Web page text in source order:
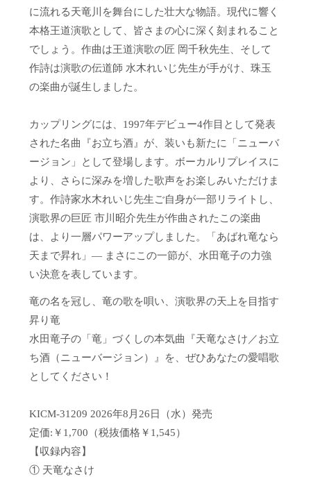
に流れる天竜川を舞台にした壮大な物語。現代に響く
本格王道演歌として、皆さまの心に深く刻まれること
でしょう。作曲は王道演歌の匠 岡千秋先生、そして
作詩は演歌の伝道師 水木れいじ先生が手がけ、珠玉
の楽曲が誕生しました。
カップリングには、1997年デビュー4作目として発表
された名曲『お立ち酒』が、装いも新たに「ニューバ
ージョン」として登場します。ボーカルリプレイスに
より、さらに深みを増した歌声をお楽しみいただけま
す。作詩家水木れいじ先生ご自身が一部リライトし、
演歌界の巨匠 市川昭介先生が作曲されたこの楽曲
は、より一層パワーアップしました。「あばれ竜なら
天まで昇れ」— まさにこの一節が、水田竜子の力強
い決意を表しています。
竜の名を冠し、竜の歌を唄い、演歌界の天上を目指す
昇り竜
水田竜子の「竜」づくしの本気曲『天竜なさけ／お立
ち酒（ニューバージョン）』を、ぜひあなたの愛唱歌
としてください！
KICM-31209 2026年8月26日（水）発売
定価:￥1,700（税抜価格￥1,545）
【収録内容】
① 天竜なさけ